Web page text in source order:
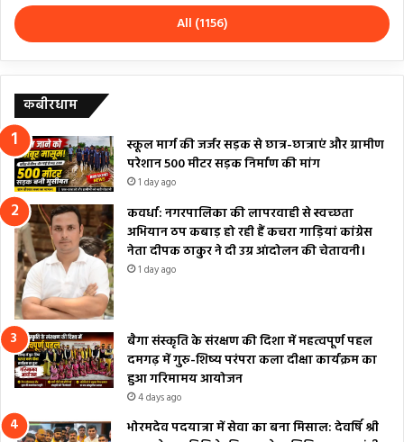
All (1156)
कबीरधाम
स्कूल मार्ग की जर्जर सड़क से छात्र-छात्राएं और ग्रामीण
परेशान 500 मीटर सड़क निर्माण की मांग
1 day ago
कवर्धा: नगरपालिका की लापरवाही से स्वच्छता
अभियान ठप कबाड़ हो रही हैं कचरा गाड़ियां कांग्रेस
नेता दीपक ठाकुर ने दी उग्र आंदोलन की चेतावनी।
1 day ago
बैगा संस्कृति के संरक्षण की दिशा में महत्वपूर्ण पहल
दमगढ़ में गुरु-शिष्य परंपरा कला दीक्षा कार्यक्रम का
हुआ गरिमामय आयोजन
4 days ago
भोरमदेव पदयात्रा में सेवा का बना मिसाल: देवर्षि श्री